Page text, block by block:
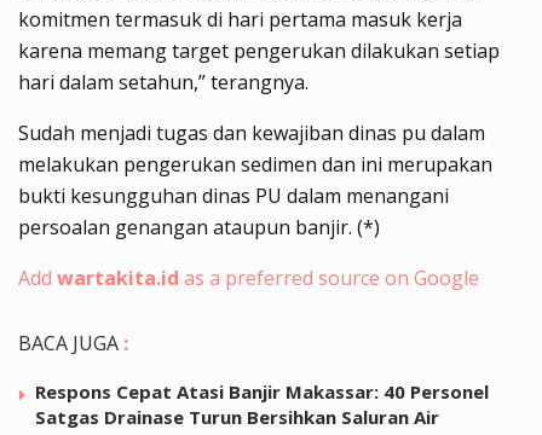
komitmen termasuk di hari pertama masuk kerja
karena memang target pengerukan dilakukan setiap
hari dalam setahun,” terangnya.
Sudah menjadi tugas dan kewajiban dinas pu dalam
melakukan pengerukan sedimen dan ini merupakan
bukti kesungguhan dinas PU dalam menangani
persoalan genangan ataupun banjir. (*)
Add wartakita.id as a preferred source on Google
BACA JUGA :
Respons Cepat Atasi Banjir Makassar: 40 Personel
Satgas Drainase Turun Bersihkan Saluran Air